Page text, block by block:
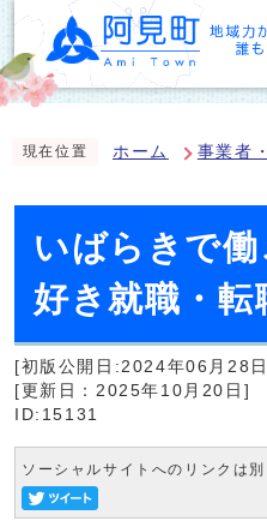
現在位置 ホーム 事業者
いばらきで
好き就職・
[初版公開日:2024年06月28
[更新日：2025年10月20日]
ID:15131
ソーシャルサイトへのリンクは